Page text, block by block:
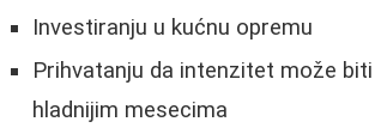
Investiranju u kućnu opremu
Prihvatanju da intenzitet može
hladnijim mesecima